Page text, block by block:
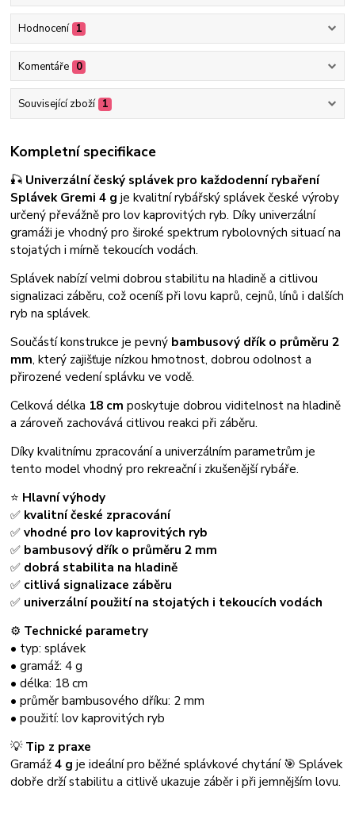
Hodnocení 1
Komentáře 0
Související zboží 1
Kompletní specifikace
🎣 Univerzální český splávek pro každodenní rybaření
Splávek Gremi 4 g je kvalitní rybářský splávek české výroby
určený převážně pro lov kaprovitých ryb. Díky univerzální
gramáži je vhodný pro široké spektrum rybolovných situací na
stojatých i mírně tekoucích vodách.
Splávek nabízí velmi dobrou stabilitu na hladině a citlivou
signalizaci záběru, což oceníš při lovu kaprů, cejnů, línů i dalších
ryb na splávek.
Součástí konstrukce je pevný bambusový dřík o průměru 2
mm, který zajišťuje nízkou hmotnost, dobrou odolnost a
přirozené vedení splávku ve vodě.
Celková délka 18 cm poskytuje dobrou viditelnost na hladině
a zároveň zachovává citlivou reakci při záběru.
Díky kvalitnímu zpracování a univerzálním parametrům je
tento model vhodný pro rekreační i zkušenější rybáře.
⭐ Hlavní výhody
✅ kvalitní české zpracování
✅vhodné pro lov kaprovitých ryb
✅ bambusový dřík o průměru 2 mm
✅ dobrá stabilita na hladině
✅ citlivá signalizace záběru
✅ univerzální použití na stojatých i tekoucích vodách
⚙️ Technické parametry
• typ: splávek
• gramáž: 4 g
• délka: 18 cm
• průměr bambusového dříku: 2 mm
• použití: lov kaprovitých ryb
💡Tip z praxe
Gramáž4 g je ideální pro běžné splávkové chytání 🎯 Splávek
dobře drží stabilitu a citlivě ukazuje záběr i při jemnějším lovu.